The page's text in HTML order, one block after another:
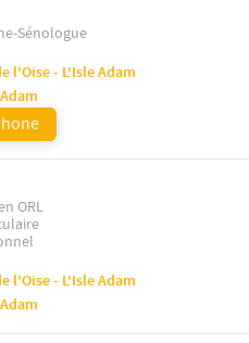
Sénologue
l'Oise - L'Isle Adam
ORL
l'Oise - L'Isle Adam